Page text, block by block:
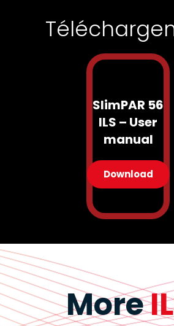
SlimPAR 56
ILS – User
manual
Download
More